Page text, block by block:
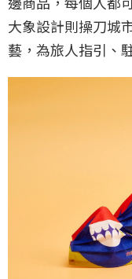
大象設計則操刀城
藝，為旅人指引、